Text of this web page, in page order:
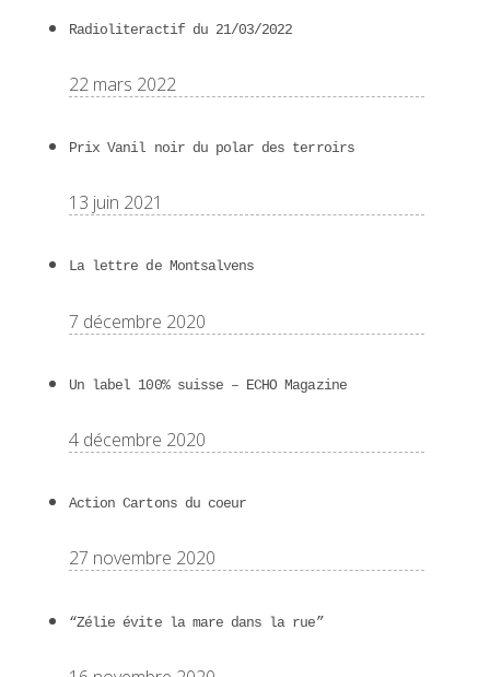
Radioliteractif du 21/03/2022
22 mars 2022
Prix Vanil noir du polar des terroirs
13 juin 2021
La lettre de Montsalvens
7 décembre 2020
Un label 100% suisse – ECHO Magazine
4 décembre 2020
Action Cartons du coeur
27 novembre 2020
“Zélie évite la mare dans la rue”